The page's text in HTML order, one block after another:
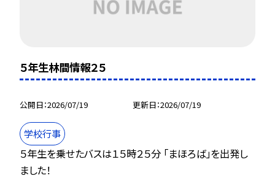
５年生林間情報２５
公開日 2026/07/19 更新日 2026/07/19
学校行事
５年生を乗せたバスは１５時２５分 「まほろば」を出発し
ました！